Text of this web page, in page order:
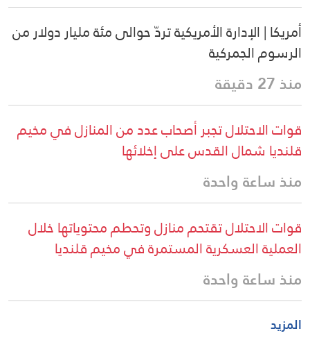
أمريكا | الإدارة الأمريكية تردّ حوالى مئة مليار دولار من
الرسوم الجمركية
منذ 27 دقيقة
قوات الاحتلال تجبر أصحاب عدد من المنازل في مخيم
قلنديا شمال القدس على إخلائها
منذ ساعة واحدة
قوات الاحتلال تقتحم منازل وتحطم محتوياتها خلال
العملية العسكرية المستمرة في مخيم قلنديا
منذ ساعة واحدة
المزيد